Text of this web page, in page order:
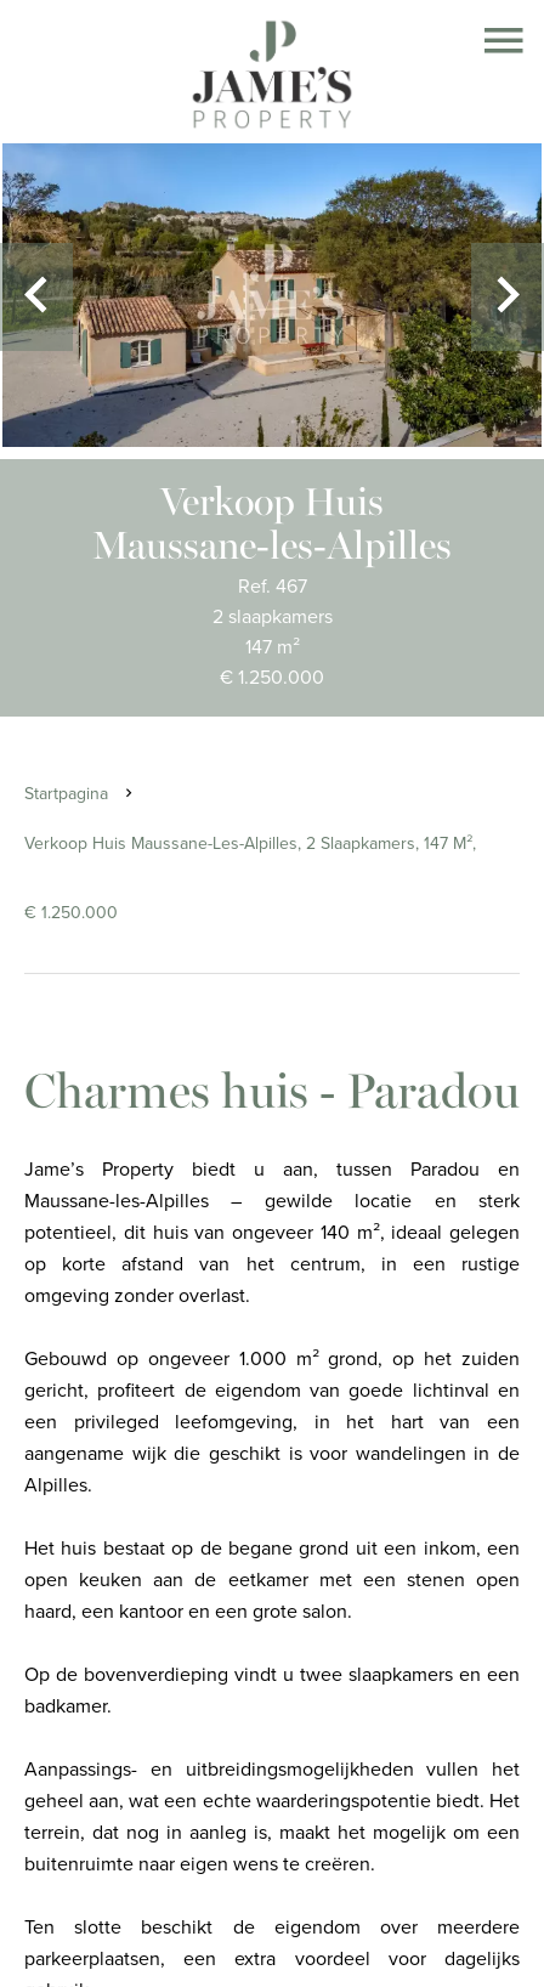
Verkoop Huis
Maussane-les-Alpilles
Ref. 467
2 slaapkamers
147 m²
€ 1.250.000
Startpagina
Verkoop Huis Maussane-Les-Alpilles, 2 Slaapkamers, 147 M²,
€ 1.250.000
Charmes huis - Paradou
Jame’s Property biedt u aan, tussen Paradou en
Maussane-les-Alpilles – gewilde locatie en sterk
potentieel, dit huis van ongeveer 140 m², ideaal gelegen
op korte afstand van het centrum, in een rustige
omgeving zonder overlast.
Gebouwd op ongeveer 1.000 m² grond, op het zuiden
gericht, profiteert de eigendom van goede lichtinval en
een privileged leefomgeving, in het hart van een
aangename wijk die geschikt is voor wandelingen in de
Alpilles.
Het huis bestaat op de begane grond uit een inkom, een
open keuken aan de eetkamer met een stenen open
haard, een kantoor en een grote salon.
Op de bovenverdieping vindt u twee slaapkamers en een
badkamer.
Aanpassings- en uitbreidingsmogelijkheden vullen het
geheel aan, wat een echte waarderingspotentie biedt. Het
terrein, dat nog in aanleg is, maakt het mogelijk om een
buitenruimte naar eigen wens te creëren.
Ten slotte beschikt de eigendom over meerdere
parkeerplaatsen, een extra voordeel voor dagelijks